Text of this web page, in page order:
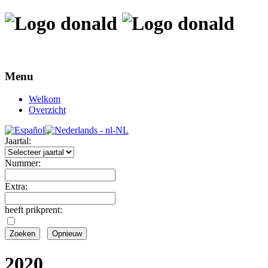
Menu
Welkom
Overzicht
Jaartal:
Nummer:
Extra:
heeft prikprent:
2020